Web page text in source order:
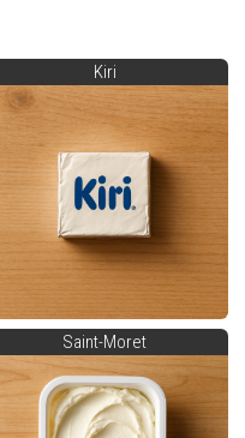
Kiri
Saint-Moret